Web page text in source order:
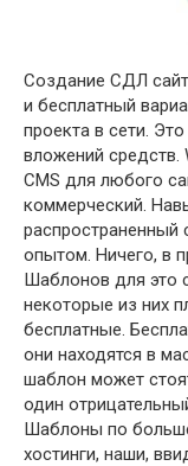
Создание СДЛ
и бесплатный
проекта в сети.
вложений средств.
CMS для любого
коммерческий.
распространенный
опытом. Ничего, в
Шаблонов для это
некоторые из них
бесплатные.
они находятся в
шаблон может
один
Шаблоны по
хостинги, наши,